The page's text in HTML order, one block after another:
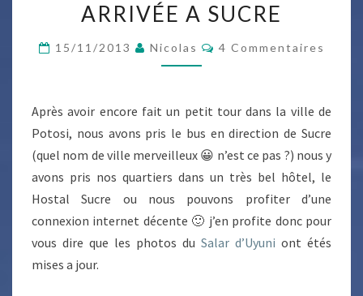
A
ARRIVÉE A SUCRE
15/11/2013 Nicolas Commentaires
4 Commentaires
Après avoir encore fait un petit tour dans la ville de
Potosi, nous avons pris le bus en direction de Sucre
(quel nom de ville merveilleux 😀 n’est ce pas ?) nous y
avons pris nos quartiers dans un très bel hôtel, le
Hostal Sucre ou nous pouvons profiter d’une
connexion internet décente 🙂 j’en profite donc pour
vous dire que les photos du Salar d’Uyuni ont étés
mises a jour.